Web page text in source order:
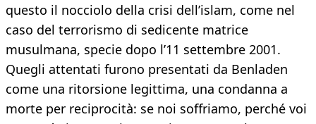
questo il nocciolo della crisi dell’islam, come nel
caso del terrorismo di sedicente matrice
musulmana, specie dopo l’11 settembre 2001.
Quegli attentati furono presentati da Benladen
come una ritorsione legittima, una condanna a
morte per reciprocità: se noi soffriamo, perché voi